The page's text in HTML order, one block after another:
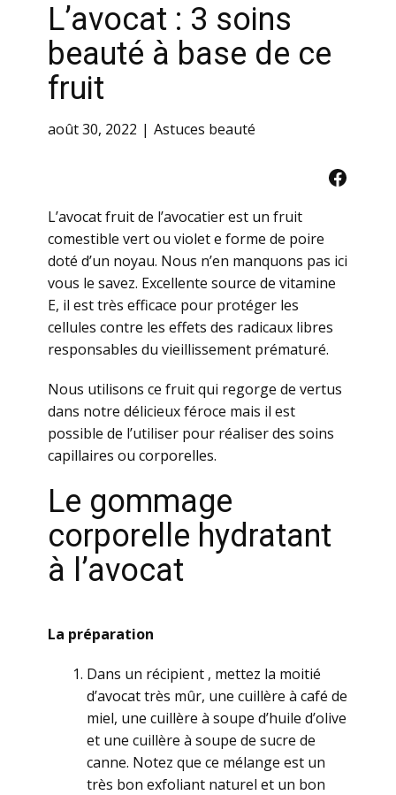
L’avocat : 3 soins
beauté à base de ce
fruit
août 30, 2022 Astuces beauté
L’avocat fruit de l’avocatier est un fruit
comestible vert ou violet e forme de poire
doté d’un noyau. Nous n’en manquons pas ici
vous le savez. Excellente source de vitamine
E, il est très efficace pour protéger les
cellules contre les effets des radicaux libres
responsables du vieillissement prématuré.
Nous utilisons ce fruit qui regorge de vertus
dans notre délicieux féroce mais il est
possible de l’utiliser pour réaliser des soins
capillaires ou corporelles.
Le gommage
corporelle hydratant
à l’avocat
La préparation
Dans un récipient , mettez la moitié
d’avocat très mûr, une cuillère à café de
miel, une cuillère à soupe d’huile d’olive
et une cuillère à soupe de sucre de
canne. Notez que ce mélange est un
très bon exfoliant naturel et un bon